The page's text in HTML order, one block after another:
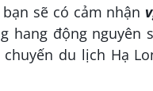
sẽ có cảm nhận
hang động
du lịch Hạ